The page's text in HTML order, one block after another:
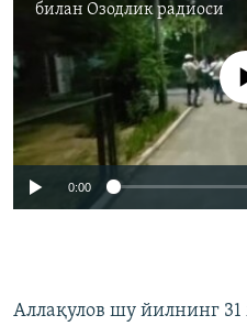
билан Озодлик радиоси
Айни дамда
0:00
Аллақулов шу йилнинг